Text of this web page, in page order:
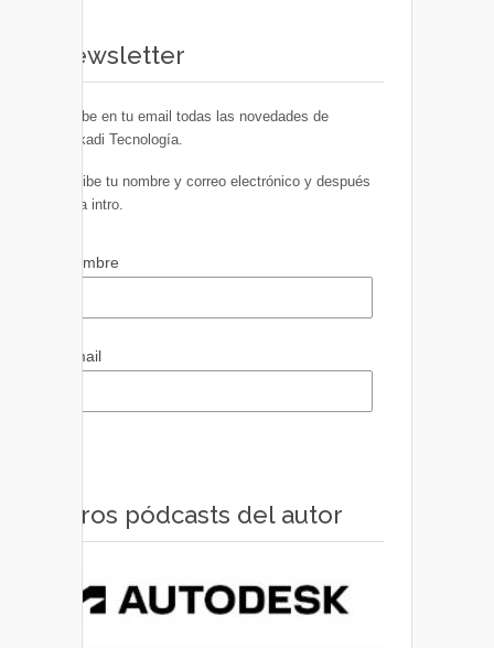
Newsletter
Recibe en tu email todas las novedades de
Euskadi Tecnología.
Escribe tu nombre y correo electrónico y después
pulsa intro.
Nombre
Email
Otros pódcasts del autor